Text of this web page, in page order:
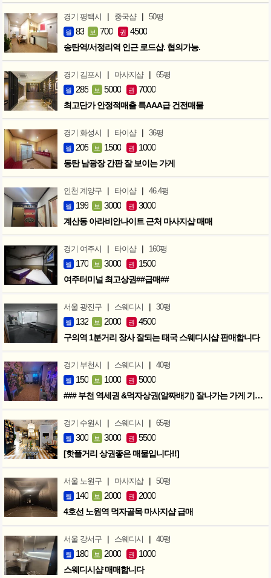
경기 평택시 | 중국샵 | 50평
월 83 보 700 권 4500
송탄역/서정리역 인근 로드샵. 협의가능.
경기 김포시 | 마사지샵 | 65평
월 285 보 5000 권 7000
최고단가 안정적매출 특AAA급 건전매물
경기 화성시 | 타이샵 | 36평
월 205 보 1500 권 1000
동탄 남광장 간판 잘 보이는 가게
인천 계양구 | 타이샵 | 46.4평
월 199 보 3000 권 3000
계산동 아라비안나이트 근처 마사지샵 매매
경기 여주시 | 타이샵 | 160평
월 170 보 3000 권 1500
여주터미널 최고상권##급매##
서울 광진구 | 스웨디시 | 30평
월 132 보 2000 권 4500
구의역 1분거리 장사 잘되는 태국 스웨디시샵 판매합니다
경기 부천시 | 스웨디시 | 40평
월 150 보 1000 권 5000
### 부천 역세권 &먹자상권(알짜배기) 잘나가는 가게 기회입니다 ###
경기 수원시 | 스웨디시 | 65평
월 300 보 3000 권 5500
[핫플거리 상권좋은 매물입니다!!]
서울 노원구 | 마사지샵 | 50평
월 140 보 2000 권 2000
4호선 노원역 먹자골목 마사지샵 급매
서울 강서구 | 스웨디시 | 40평
월 180 보 2000 권 1000
스웨디시샵 매매합니다